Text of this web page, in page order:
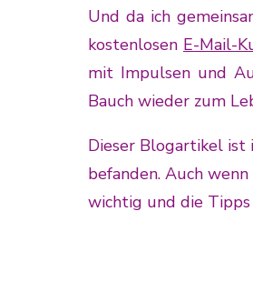
Und da ich
kostenlosen E-Mail-
mit Impulsen und
Bauch wieder zum
Dieser Blogartikel ist
befanden. Auch
wichtig und die